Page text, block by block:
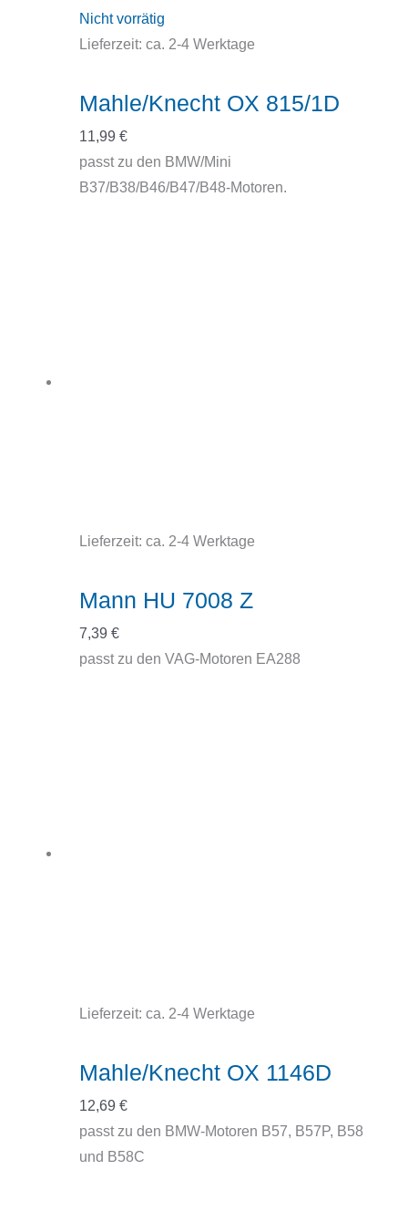
Nicht vorrätig
Lieferzeit: ca. 2-4 Werktage
Mahle/Knecht OX 815/1D
11,99 €
passt zu den BMW/Mini
B37/B38/B46/B47/B48-Motoren.
Lieferzeit: ca. 2-4 Werktage
Mann HU 7008 Z
7,39 €
passt zu den VAG-Motoren EA288
Lieferzeit: ca. 2-4 Werktage
Mahle/Knecht OX 1146D
12,69 €
passt zu den BMW-Motoren B57, B57P, B58
und B58C